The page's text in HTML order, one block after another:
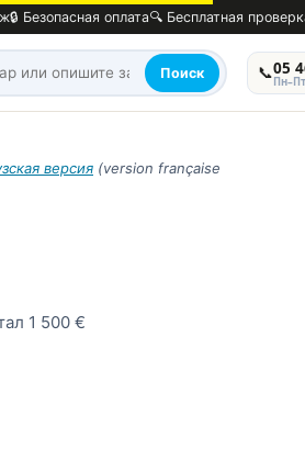
🔒 Безопасная оплата🔍 Бесплатная
Поиск 📞05
версия (version française
1 500 €